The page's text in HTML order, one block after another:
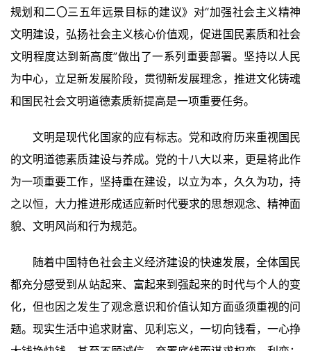
首
艺
坛
讯
规划和二〇三五年远景目标的建议》对“加强社会主义精神
文明建设，弘扬社会主义核心价值观，促进国民素质和社会
文明程度达到新高度”做出了一系列重要部署。坚持以人民
为中心，立足新发展阶段，贯彻新发展理念，推进文化铸魂
和国民社会文明道德素质新提高是一项重要任务。
文明是现代化国家的应有标志。党和政府历来重视国民
的文明道德素质建设与养成。党的十八大以来，更是将此作
为一项重要工作，坚持重在建设，以立为本，久久为功，持
之以恒，大力推进形成适应新时代要求的思想观念、精神面
貌、文明风尚和行为规范。
随着中国特色社会主义经济建设的快速发展，全体国民
都充分感受到从站起来、富起来到强起来的时代与个人的变
化，但也因之发生了观念意识和价值认知方面亟须重视的问
题。现实生活中追求财富、见利忘义，一切向钱看，一心挣